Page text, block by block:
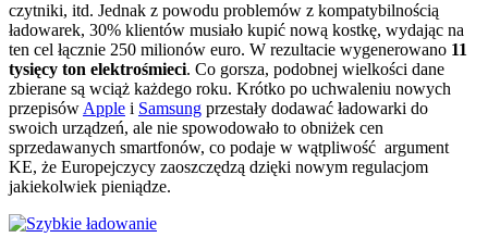
czytniki, itd. Jednak z powodu problemów z kompatybilnością
ładowarek, 30% klientów musiało kupić nową kostkę, wydając na
ten cel łącznie 250 milionów euro. W rezultacie wygenerowano 11
tysięcy ton elektrośmieci. Co gorsza, podobnej wielkości dane
zbierane są wciąż każdego roku. Krótko po uchwaleniu nowych
przepisówApple i Samsung przestały dodawać ładowarki do
swoich urządzeń, ale nie spowodowało to obniżek cen
sprzedawanych smartfonów, co podaje w wątpliwość argument
KE, że Europejczycy zaoszczędzą dzięki nowym regulacjom
jakiekolwiek pieniądze.